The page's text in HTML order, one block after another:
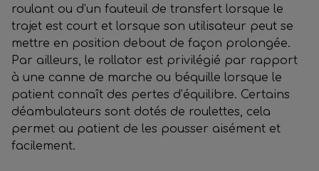
roulant ou d’un fauteuil de transfert lorsque le
trajet est court et lorsque son utilisateur peut se
mettre en position debout de façon prolongée.
Par ailleurs, le rollator est privilégié par rapport
à une canne de marche ou béquille lorsque le
patient connaît des pertes d’équilibre. Certains
déambulateurs sont dotés de roulettes, cela
permet au patient de les pousser aisément et
facilement.